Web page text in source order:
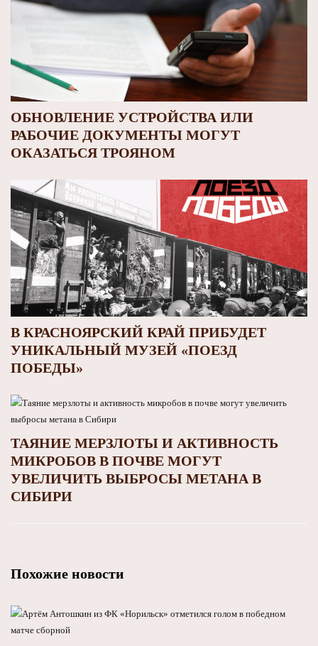
ОБНОВЛЕНИЕ УСТРОЙСТВА ИЛИ
РАБОЧИЕ ДОКУМЕНТЫ МОГУТ
ОКАЗАТЬСЯ ТРОЯНОМ
В КРАСНОЯРСКИЙ КРАЙ ПРИБУДЕТ
УНИКАЛЬНЫЙ МУЗЕЙ «ПОЕЗД
ПОБЕДЫ»
ТАЯНИЕ МЕРЗЛОТЫ И АКТИВНОСТЬ
МИКРОБОВ В ПОЧВЕ МОГУТ
УВЕЛИЧИТЬ ВЫБРОСЫ МЕТАНА В
СИБИРИ
Похожие новости